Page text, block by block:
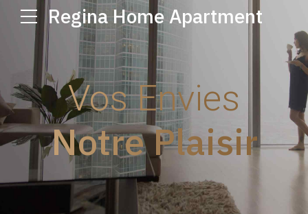
Regina Home Apartment
Vos Envies
Notre Plaisir